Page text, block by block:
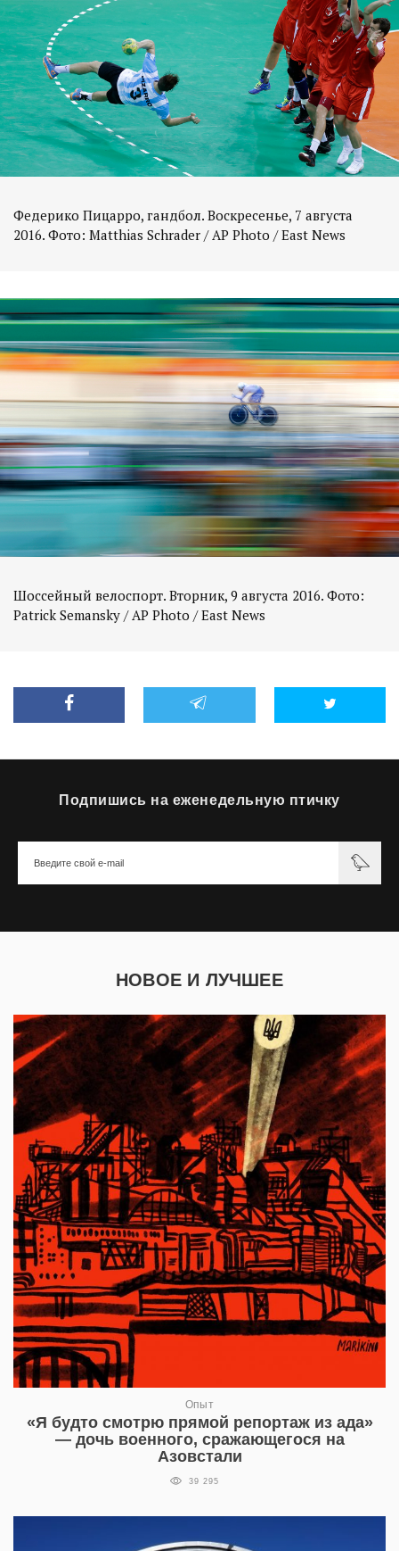
Федерико Пицарро, гандбол. Воскресенье, 7 августа
Шоссейный велоспорт. Вторник, 9 августа 2016. Фото:
Подпишись на еженедельную птичку
НОВОЕ И ЛУЧШЕЕ
Опыт
«Я будто смотрю прямой репортаж из ада»
— дочь военного, сражающегося на
Азовстали
39 295